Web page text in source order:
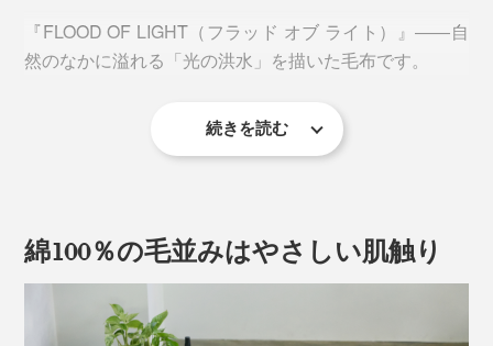
『FLOOD OF LIGHT（フラッド オブ ライト）』――自
然のなかに溢れる「光の洪水」を描いた毛布です。
続きを読む
綿100％の毛並みはやさしい肌触り